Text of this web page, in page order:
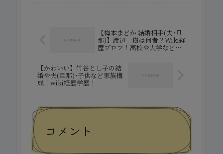
際映画祭で妊娠...
【梅本まどか:結婚相手(夫･旦
那)】渡辺一樹は何者？Wiki経
歴プロフ！高校や大学など学
【かわいい】竹谷とし子の結
婚や夫(旦那)･子供など家族構
成！wiki経歴学歴！
コメント